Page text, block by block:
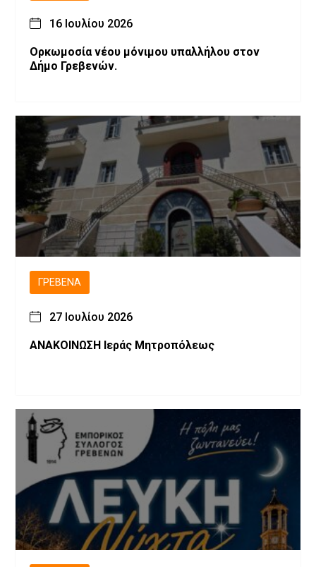
16 Ιουλίου 2026
Ορκωμοσία νέου μόνιμου υπαλλήλου στον
Δήμο Γρεβενών.
ΓΡΕΒΕΝΆ
27 Ιουλίου 2026
ΑΝΑΚΟΙΝΩΣΗ Ιεράς Μητροπόλεως